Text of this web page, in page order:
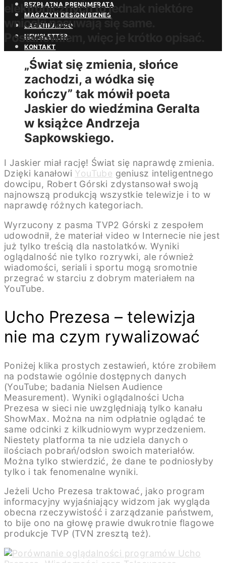
BEZPŁATNA PRENUMERATA
MAGAZYN DESIGN/BIZNES
ŁAZIENKA.PRO
NEWSLETTER
KONTAKT
elektronicznych to jednak niektóre
wnioski nasuwają się same.
Postanowiłem, więc je krótko opisać.
„Świat się zmienia, słońce
zachodzi, a wódka się
kończy” tak mówił poeta
Jaskier do wiedźmina Geralta
w książce Andrzeja
Sapkowskiego.
I Jaskier miał rację! Świat się naprawdę zmienia.
Dzięki kanałowi YouTube geniusz inteligentnego
dowcipu, Robert Górski zdystansował swoją
najnowszą produkcją wszystkie telewizje i to w
naprawdę różnych kategoriach.
Wyrzucony z pasma TVP2 Górski z zespołem
udowodnił, że materiał video w Internecie nie jest
już tylko treścią dla nastolatków. Wyniki
oglądalność nie tylko rozrywki, ale również
wiadomości, seriali i sportu mogą sromotnie
przegrać w starciu z dobrym materiałem na
YouTube.
Ucho Prezesa – telewizja
nie ma czym rywalizować
Poniżej klika prostych zestawień, które zrobiłem
na podstawie ogólnie dostępnych danych
(YouTube; badania Nielsen Audience
Measurement). Wyniki oglądalności Ucha
Prezesa w sieci nie uwzględniają tylko kanału
ShowMax. Można na nim odpłatnie oglądać te
same odcinki z kilkudniowym wyprzedzeniem.
Niestety platforma ta nie udziela danych o
ilościach pobrań/odsłon swoich materiałów.
Można tylko stwierdzić, że dane te podniosłyby
tylko i tak fenomenalne wyniki.
Jeżeli Ucho Prezesa traktować, jako program
informacyjny wyjaśniający widzom jak wygląda
obecna rzeczywistość i zarządzanie państwem,
to bije ono na głowę prawie dwukrotnie flagowe
produkcje TVP (TVN zresztą też).